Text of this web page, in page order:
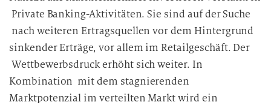
Private Banking-Aktivitäten. Sie sind auf der Suche
nach weiteren Ertragsquellen vor dem Hintergrund
sinkender Erträge, vor allem im Retailgeschäft. Der
Wettbewerbsdruck erhöht sich weiter. In
Kombination mit dem stagnierenden
Marktpotenzial im verteilten Markt wird ein